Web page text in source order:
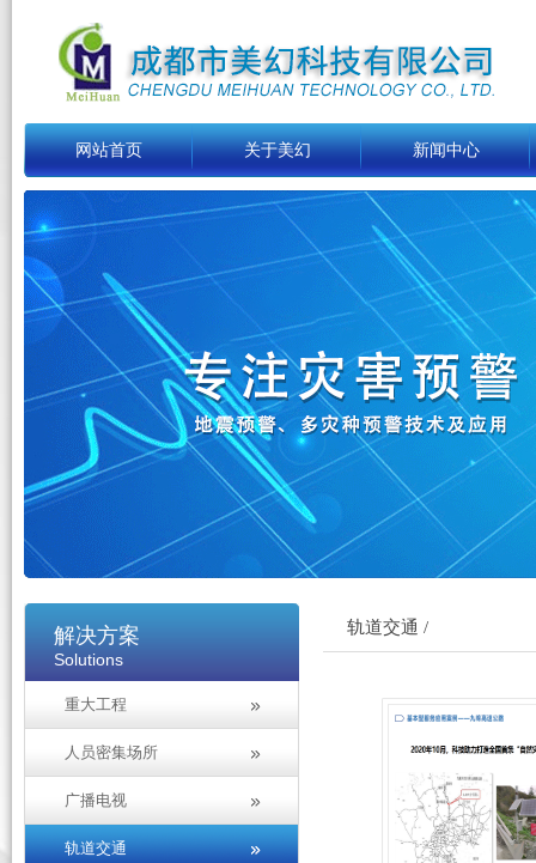
网站首页 关于美幻 新闻中心
解决方案
Solutions
重大工程
人员密集场所
广播电视
轨道交通
轨道交通 /